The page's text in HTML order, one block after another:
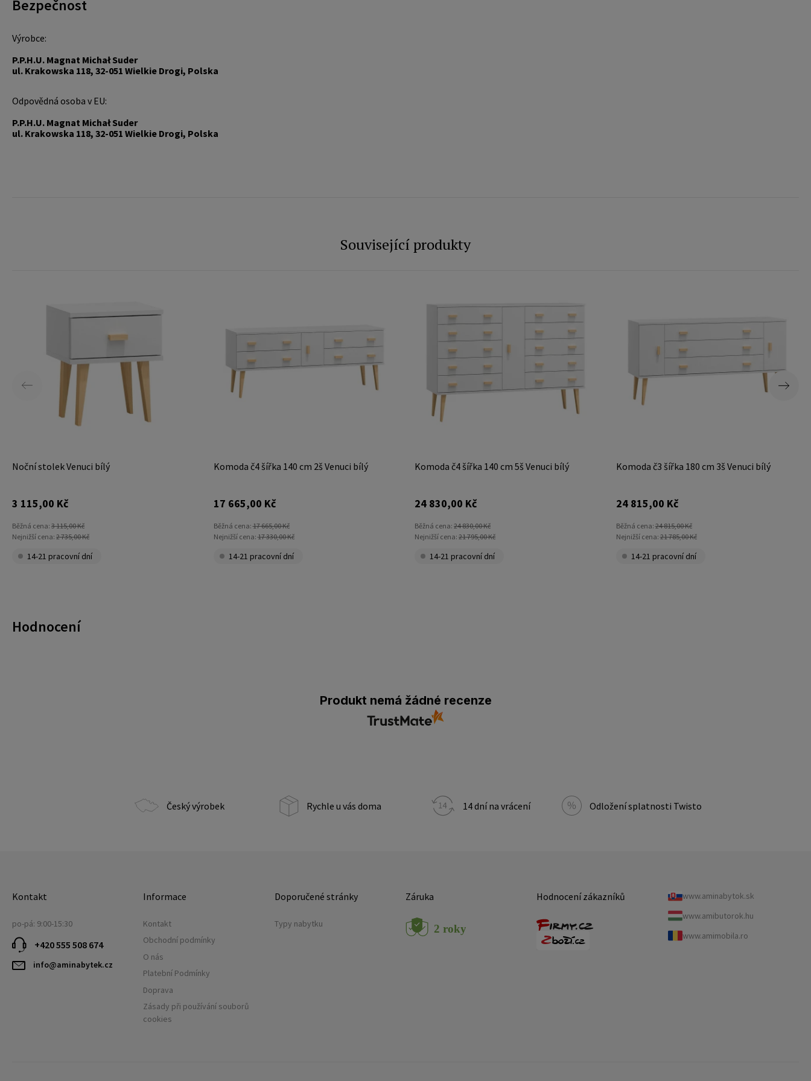
Bezpečnost
Výrobce:
P.P.H.U. Magnat Michał Suder
ul. Krakowska 118, 32-051 Wielkie Drogi, Polska
Odpovědná osoba v EU:
P.P.H.U. Magnat Michał Suder
ul. Krakowska 118, 32-051 Wielkie Drogi, Polska
Hodnocení
Produkt nemá žádné recenze
Související produkty
Noční stolek Venuci bílý
3 115,00 Kč
Běžná cena: 3 115,00 Kč
Nejnižší cena: 2 735,00 Kč
14-21 pracovní dní
Komoda č4 šířka 140 cm 2š Venuci bílý
17 665,00 Kč
Běžná cena:17 665,00 Kč
Nejnižší cena:17 330,00 Kč
14-21 pracovní dní
Komoda č4 šířka 140 cm 5š Venuci bílý
24 830,00 Kč
Běžná cena: 24 830,00 Kč
Nejnižší cena: 21 795,00 Kč
14-21 pracovní dní
Komoda č3 šířka 180 cm 3š Venuci bílý
24 815,00 Kč
Běžná cena:24 815,00 Kč
Nejnižší cena:21 785,00 Kč
14-21 pracovní dní
Český výrobek Rychle u vás doma 14 dní na vrácení Odložení splatnosti Twisto
Kontakt
po-pá: 9:00-15:30
+420 555 508 674
info@aminabytek.cz
Informace
Kontakt
Obchodní podmínky
O nás
Platební Podmínky
Doprava
Zásady při používání souborů
cookies
Doporučené stránky
Typy nabytku
Záruka Hodnocení zákazníků
www.aminabytok.sk
www.amibutorok.hu
www.amimobila.ro